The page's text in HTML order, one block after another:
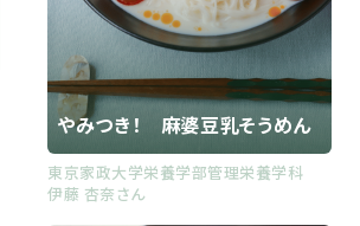
やみつき！ 麻婆豆乳そうめん
東京家政大学栄養学部管理栄養学科
伊藤 杏奈さん